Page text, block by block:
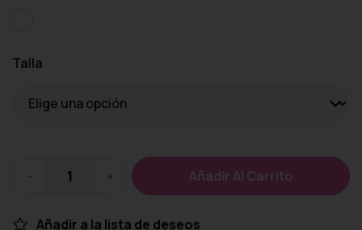
Talla
- + Añadir Al Carrito
Añadir a la lista de deseos